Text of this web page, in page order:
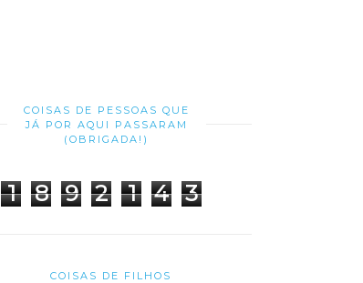
COISAS DE PESSOAS QUE
JÁ POR AQUI PASSARAM
(OBRIGADA!)
1 8 9 2 1 4 3
COISAS DE FILHOS